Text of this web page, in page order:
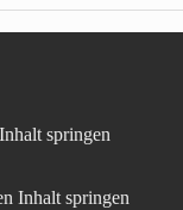
web-
springen
Inhalt springen